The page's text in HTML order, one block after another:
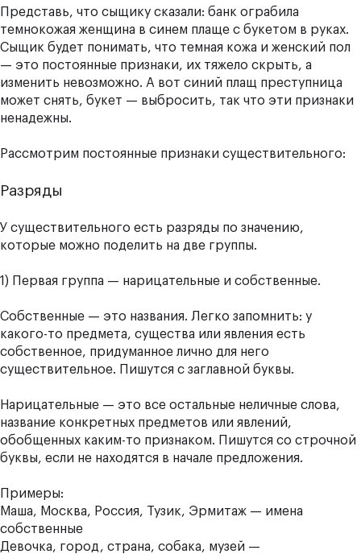
Представь, что сыщику сказали: банк ограбила
темнокожая женщина в синем плаще с букетом в руках.
Сыщик будет понимать, что темная кожа и женский пол
— это постоянные признаки, их тяжело скрыть, а
изменить невозможно. А вот синий плащ преступница
может снять, букет — выбросить, так что эти признаки
ненадежны.
Рассмотрим постоянные признаки существительного:
Разряды
У существительного есть разряды по значению,
которые можно поделить на две группы.
1) Первая группа — нарицательные и собственные.
Собственные — это названия. Легко запомнить: у
какого-то предмета, существа или явления есть
собственное, придуманное лично для него
существительное. Пишутся с заглавной буквы.
Нарицательные — это все остальные неличные слова,
название конкретных предметов или явлений,
обобщенных каким-то признаком. Пишутся со строчной
буквы, если не находятся в начале предложения.
Примеры:
Маша, Москва, Россия, Тузик, Эрмитаж — имена
собственные
Девочка, город, страна, собака, музей —